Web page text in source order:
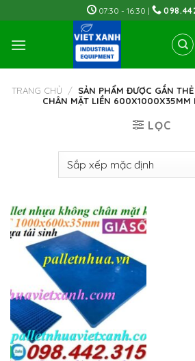
to
content
07:30 - 16:30 |
TRANG CHỦ / SẢN PHẨM ĐƯỢC GẮN
CHÂN MẶT LIỀN 600X1000X35MM
LỌC